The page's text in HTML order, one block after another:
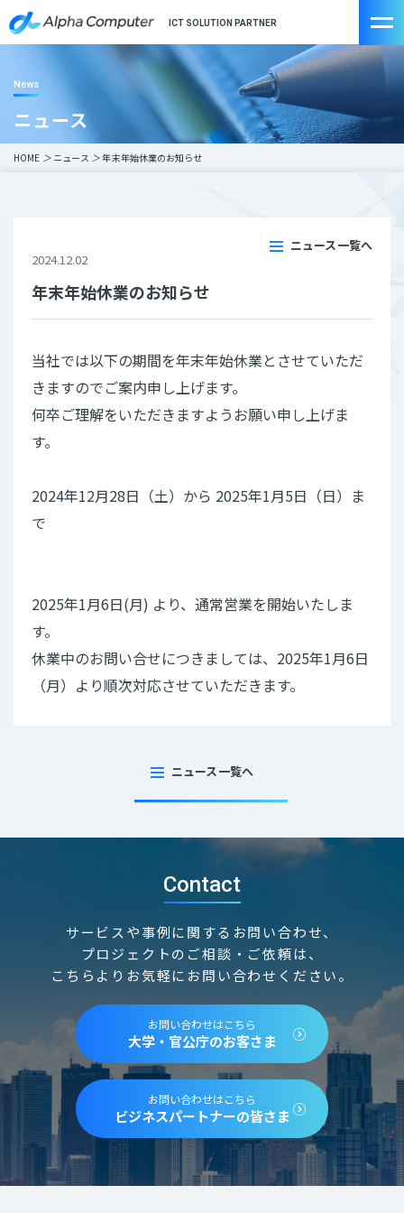
ICT SOLUTION PARTNER
News
ニュース
HOME ＞ ニュース ＞年末年始休業のお知らせ
ニュース一覧へ
2024.12.02
年末年始休業のお知らせ
当社では以下の期間を年末年始休業とさせていただ
きますのでご案内申し上げます。
何卒ご理解をいただきますようお願い申し上げま
す。
2024年12月28日（土）から 2025年1月5日（日）ま
で
2025年1月6日(月) より、通常営業を開始いたしま
す。
休業中のお問い合せにつきましては、2025年1月6日
（月）より順次対応させていただきます。
ニュース一覧へ
Contact
サービスや事例に関するお問い合わせ、
プロジェクトのご相談・ご依頼は、
こちらよりお気軽にお問い合わせください。
お問い合わせはこちら
大学・官公庁のお客さま
お問い合わせはこちら
ビジネスパートナーの皆さま